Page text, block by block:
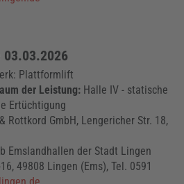
03.03.2026
Plattformlift
der Leistung: Halle IV - statische
Ertüchtigung
Rottkord GmbH, Lengericher Str. 18,
Emslandhallen der Stadt Lingen
49808 Lingen (Ems), Tel. 0591